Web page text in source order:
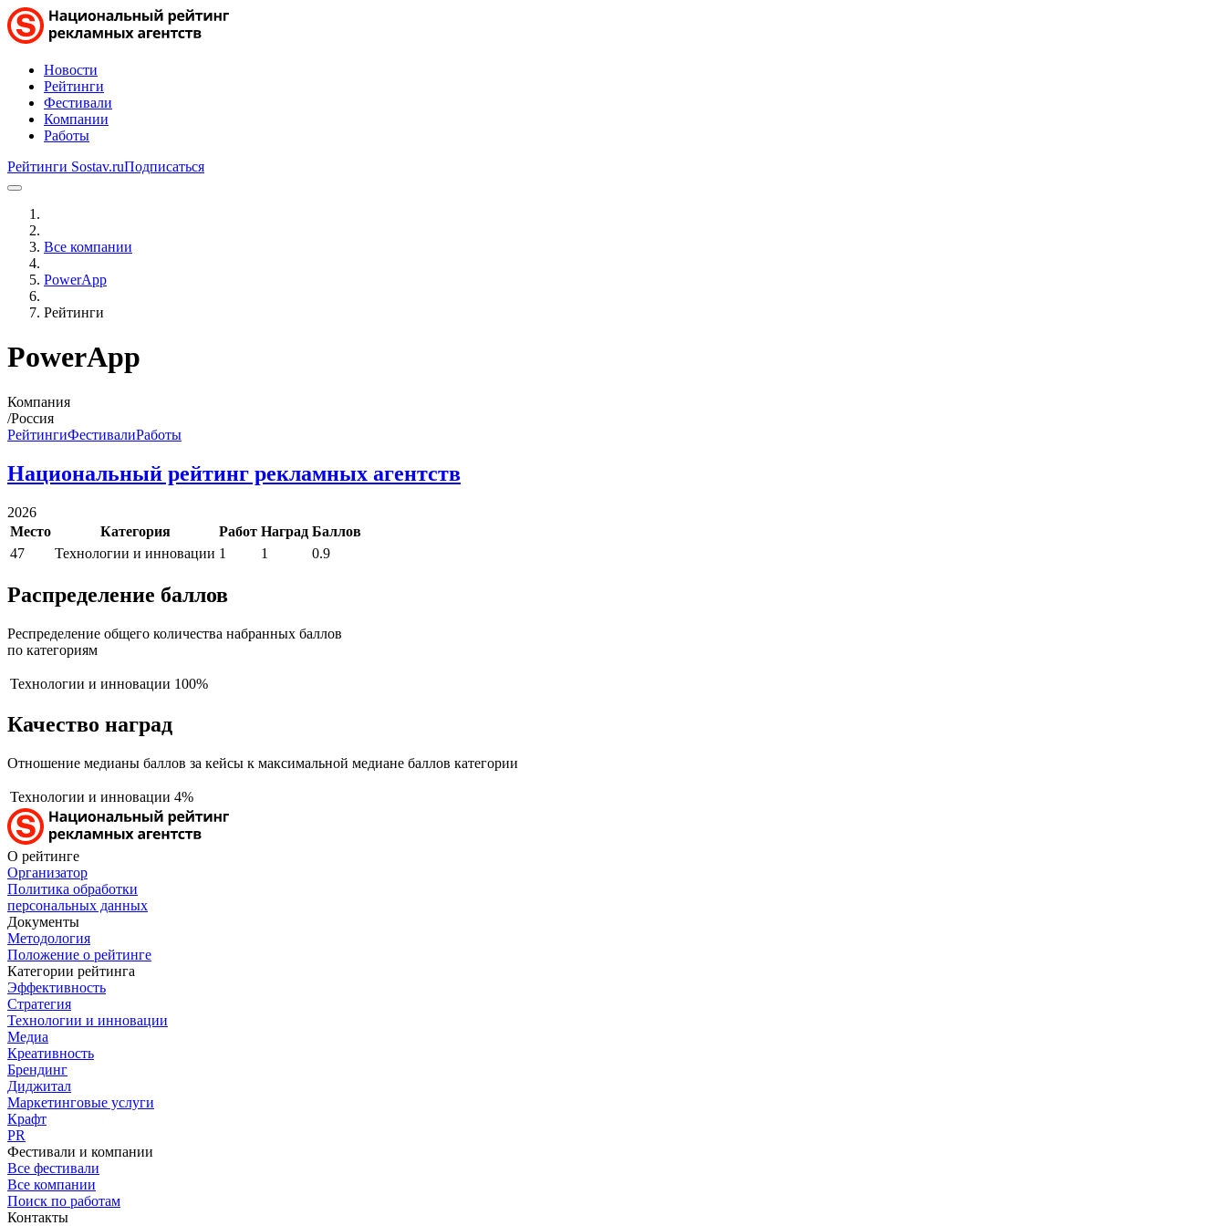
Новости
Рейтинги
Фестивали
Компании
Работы
Рейтинги Sostav.ruПодписаться
Все компании
PowerApp
Рейтинги
PowerApp
Компания
/Россия
РейтингиФестивалиРаботы
Национальный рейтинг рекламных агентств
2026
Место
Категория Работ Наград Баллов
47
Технологии и инновации 1 1 0.9
Распределение баллов
Респределение общего количества набранных баллов
по категориям
Технологии и инновации 100%
Качество наград
Отношение медианы баллов за кейсы к максимальной медиане баллов категории
Технологии и инновации 4%
О рейтинге
Организатор
Политика обработки
персональных данных
Документы
Методология
Положение о рейтинге
Категории рейтинга
Эффективность
Стратегия
Технологии и инновации
Медиа
Креативность
Брендинг
Диджитал
Маркетинговые услуги
Крафт
PR
Фестивали и компании
Все фестивали
Все компании
Поиск по работам
Контакты